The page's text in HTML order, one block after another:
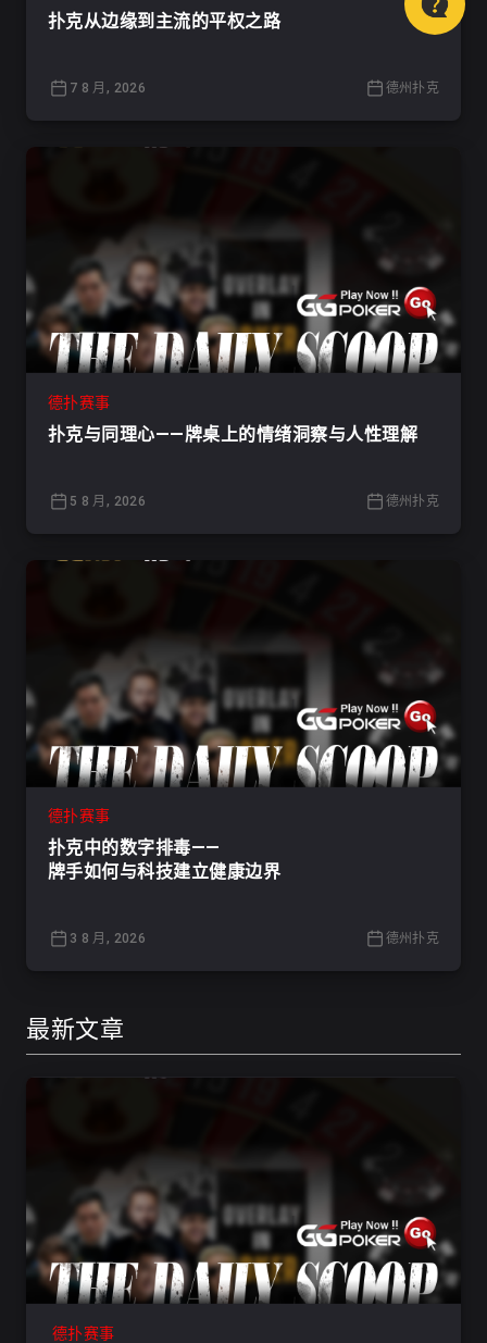
扑克从边缘到主流的平权之路
7 8 月, 2026 德州扑克
德扑赛事
扑克与同理心——牌桌上的情绪洞察与人性理解
5 8 月, 2026 德州扑克
德扑赛事
扑克中的数字排毒——
牌手如何与科技建立健康边界
3 8 月, 2026 德州扑克
最新文章
德扑赛事